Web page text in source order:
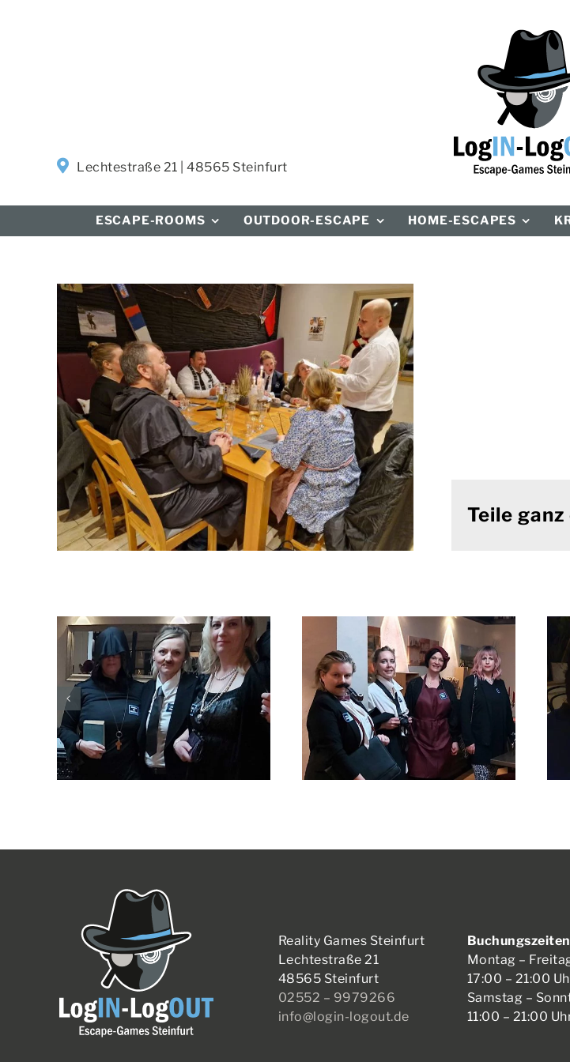
Lechtestraße 21 | 48565 Steinfurt
ESCAPE-ROOMS OUTDOOR-ESCAPE HOME-ESCAPES
Teile
Reality Games Steinfurt
Lechtestraße 21
48565 Steinfurt
02552 – 9979266
info@login-logout.de
Montag –
17:00 – 21:00
Samstag –
11:00 – 21:00